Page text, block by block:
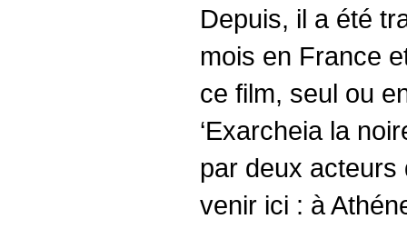
Depuis, il a été
mois en France
ce film, seul ou
‘Exarcheia la
par deux acteurs
venir ici : à